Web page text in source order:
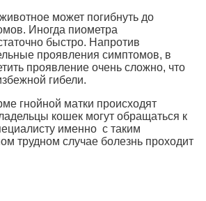
может погибнуть до
Иногда пиометра
быстро. Напротив
проявления симптомов, в
проявление очень сложно, что
гибели.
гнойной матки происходят
кошек могут обращаться к
именно с таким
трудном случае болезнь проходит